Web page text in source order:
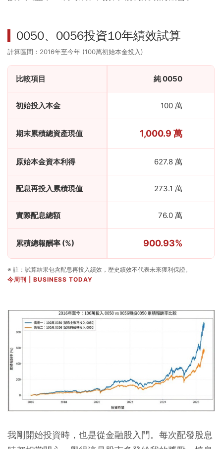
0050、0056投資10年績效試算
計算區間：2016年至今年 (100萬初始本金投入)
比較項目 純 0050
初始投入本金 100 萬
期末累積總資產現值 1,000.9 萬
原始本金資本利得 627.8 萬
配息再投入累積現值 273.1 萬
實際配息總額 76.0 萬
累積總報酬率 (%) 900.93%
※ 註：試算結果包含配息再投入績效，歷史績效不代表未來獲利保證。
今周刊 | BUSINESS TODAY
我剛開始投資時，也是從金融股入門。每次配發股息